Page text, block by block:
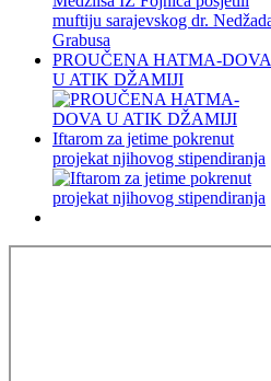
PROUČENA HATMA-DOVA
U ATIK DŽAMIJI
Iftarom za jetime pokrenut
projekat njihovog stipendiranja